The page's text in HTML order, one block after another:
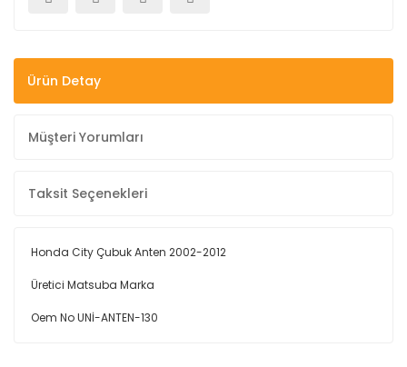
Ürün Detay
Müşteri Yorumları
Taksit Seçenekleri
Honda City Çubuk Anten 2002-2012
Üretici Matsuba Marka
Oem No UNİ-ANTEN-130